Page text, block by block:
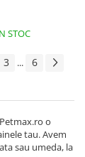
STOC
3 ... 6
o
tau. Avem
sau umeda, la